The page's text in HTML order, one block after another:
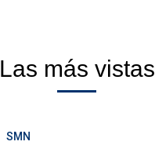
Las más vistas
SMN